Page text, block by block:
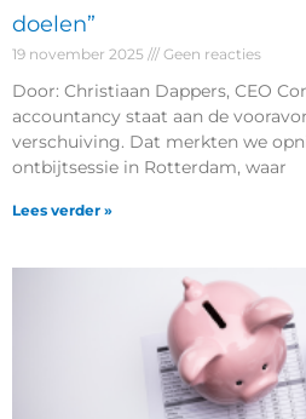
doelen”
19 november 2025 Geen reacties
Door: Christiaan Dappers, CEO
accountancy staat aan de
verschuiving. Dat merkten we
ontbijtsessie in Rotterdam, waar
Lees verder »